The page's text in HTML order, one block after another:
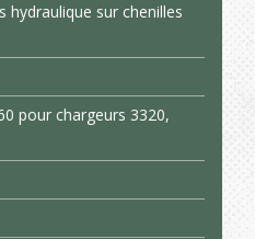
hydraulique sur chenilles
pour chargeurs 3320,